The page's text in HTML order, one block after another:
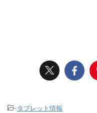
-タブレット情報